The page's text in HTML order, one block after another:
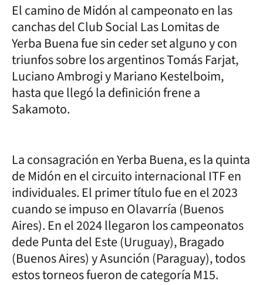
El camino de Midón al campeonato en las
canchas del Club Social Las Lomitas de
Yerba Buena fue sin ceder set alguno y con
triunfos sobre los argentinos Tomás Farjat,
Luciano Ambrogi y Mariano Kestelboim,
hasta que llegó la definición frene a
Sakamoto.
La consagración en Yerba Buena, es la quinta
de Midón en el circuito internacional ITF en
individuales. El primer título fue en el 2023
cuando se impuso en Olavarría (Buenos
Aires). En el 2024 llegaron los campeonatos
dede Punta del Este (Uruguay), Bragado
(Buenos Aires) y Asunción (Paraguay), todos
estos torneos fueron de categoría M15.